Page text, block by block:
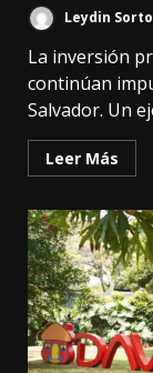
Leydin Sorto
La inversión
continúan
Salvador. Un
Leer Más